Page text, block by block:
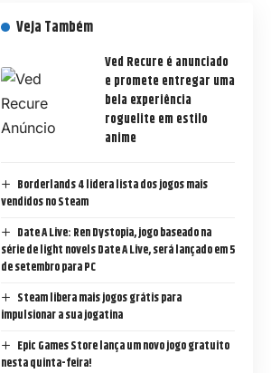
Veja Também
Ved Recure é anunciado
e promete entregar uma
bela experiência
roguelite em estilo
anime
Borderlands 4 lidera lista dos jogos mais
vendidos no Steam
Date A Live: Ren Dystopia, jogo baseado na
série de light novels Date A Live, será lançado em 5
de setembro para PC
Steam libera mais jogos grátis para
impulsionar a sua jogatina
Epic Games Store lança um novo jogo gratuito
nesta quinta-feira!